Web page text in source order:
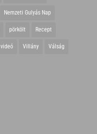
Nemzeti Gulyás Nap
pörkölt Recept
videó Villány Válság